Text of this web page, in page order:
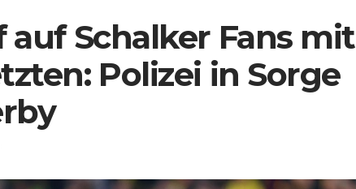
Schalker Fans mit
Polizei in Sorge